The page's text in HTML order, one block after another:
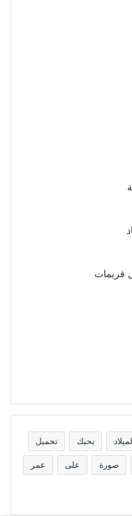
فريمات
بحبك تحميل
صورة على عمر